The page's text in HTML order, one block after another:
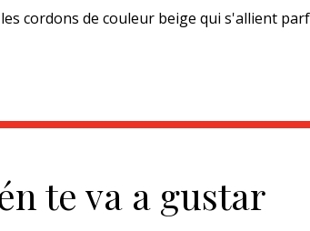
cordons de couleur beige qui s'allient
te va a gustar